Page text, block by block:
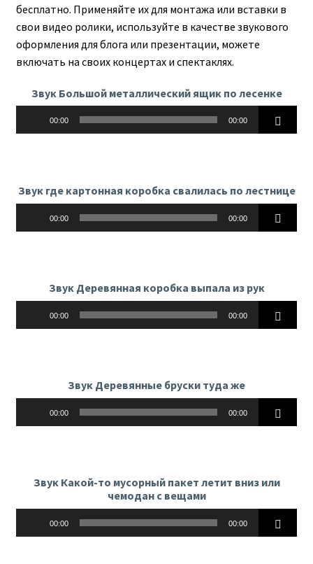
бесплатно. Применяйте их для монтажа или вставки в
свои видео ролики, используйте в качестве звукового
оформления для блога или презентации, можете
включать на своих концертах и спектаклях.
Звук Большой металлический ящик по лесенке
00:00 00:00
Звук где картонная коробка свалилась по лестнице
00:00 00:00
Звук Деревянная коробка выпала из рук
00:00 00:00
Звук Деревянные бруски туда же
00:00 00:00
Звук Какой-то мусорный пакет летит вниз или
чемодан с вещами
00:00 00:00